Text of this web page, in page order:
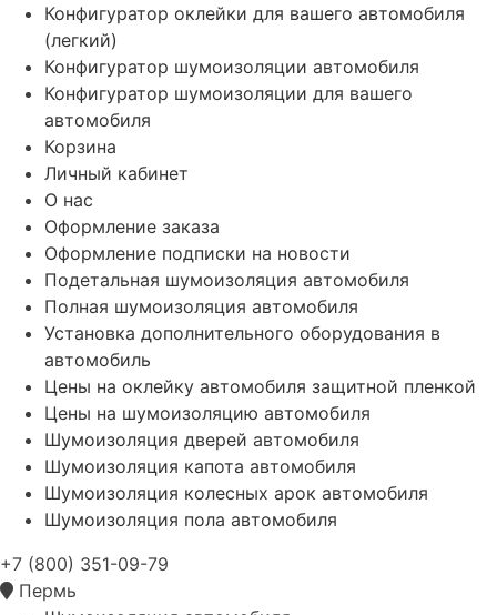
Конфигуратор оклейки для вашего автомобиля
(легкий)
Конфигуратор шумоизоляции автомобиля
Конфигуратор шумоизоляции для вашего
автомобиля
Корзина
Личный кабинет
О нас
Оформление заказа
Оформление подписки на новости
Подетальная шумоизоляция автомобиля
Полная шумоизоляция автомобиля
Установка дополнительного оборудования в
автомобиль
Цены на оклейку автомобиля защитной пленкой
Цены на шумоизоляцию автомобиля
Шумоизоляция дверей автомобиля
Шумоизоляция капота автомобиля
Шумоизоляция колесных арок автомобиля
Шумоизоляция пола автомобиля
+7 (800) 351-09-79
Пермь